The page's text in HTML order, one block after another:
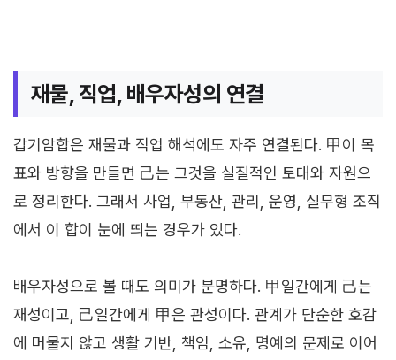
재물, 직업, 배우자성의 연결
갑기암합은 재물과 직업 해석에도 자주 연결된다. 甲이 목
표와 방향을 만들면 己는 그것을 실질적인 토대와 자원으
로 정리한다. 그래서 사업, 부동산, 관리, 운영, 실무형 조직
에서 이 합이 눈에 띄는 경우가 있다.
배우자성으로 볼 때도 의미가 분명하다. 甲일간에게 己는
재성이고, 己일간에게 甲은 관성이다. 관계가 단순한 호감
에 머물지 않고 생활 기반, 책임, 소유, 명예의 문제로 이어